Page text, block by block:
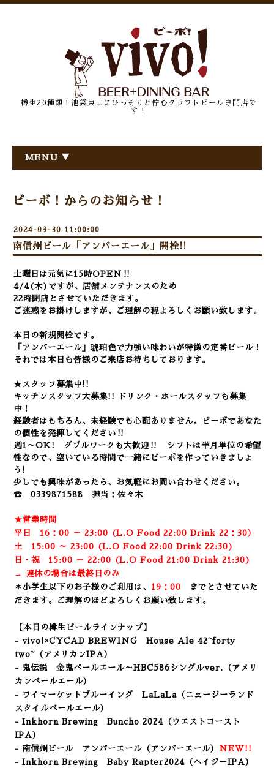
樽生20種類！池袋東口にひっそりと佇むクラフトビール専門店で
す！
MENU ▼
ビーボ！からのお知らせ！
2024-03-30 11:00:00
南信州ビール「アンバーエール」開栓!!
土曜日は元気に15時OPEN‼
4/4(木)ですが、店舗メンテナンスのため
22時閉店とさせていただきます。
ご迷惑をお掛けしますが、ご理解の程よろしくお願い致します。
本日の新規開栓です。
「アンバーエール」琥珀色で力強い味わいが特徴の定番ビール！
それでは本日も皆様のご来店お待ちしております。
★スタッフ募集中!!
キッチンスタッフ大募集!! ドリンク・ホールスタッフも募集
中！
経験者はもちろん、未経験でも心配ありません。
ビーボであなた
の個性を発揮してください‼
週1～OK! ダブルワークも大歓迎‼ シフトは半月単位の希望
性なので、空いている時間で一緒にビーボを作っていきましょ
う!
少しでも興味があったら、お気軽にお問い合わせください。
☎ 0339871588 担当：佐々木
★営業時間
平日 16：00 ～ 23:00 (L.O Food 22:00 Drink 22：30）
土 15:00 ～ 23:00 (L.O Food 22:00 Drink 22:30)
日・祝 15:00 ～ 22:00 (L.O Food 21:00 Drink 21:30)
→ 連休の場合は最終日のみ
＊小学生以下のお子様のご利用は、 19：00
までとさせていた
だきます。ご理解のほどよろしくお願い致します。
【本日の樽生ビールラインナップ】
- vivo!×CYCAD BREWING House Ale 42~forty
two~（アメリカンIPA）
- 鬼伝説 金鬼ペールエール～HBC586シングルver.（アメリ
カンペールエール）
- ワイマーケットブルーイング LaLaLa （ニュージーランド
スタイルペールエール）
- Inkhorn Brewing Buncho 2024 （ウエストコースト
IPA）
- 南信州ビール アンバーエール（アンバーエール） NEW!!
- Inkhorn Brewing Baby Rapter2024 （ヘイジーIPA）